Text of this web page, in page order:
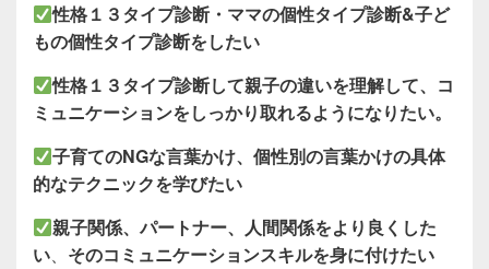
性格１３タイプ診断・ママの個性タイプ診断&子ど
もの個性タイプ診断をしたい
性格１３タイプ診断して親子の違いを理解して、コ
ミュニケーションをしっかり取れるようになりたい。
子育てのNGな言葉かけ、個性別の言葉かけの具体
的なテクニックを学びたい
親子関係、パートナー、人間関係をより良くした
い、 そのコミュニケーションスキルを身に付けたい